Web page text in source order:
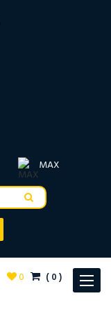
MAX
Toggle
0 (0)